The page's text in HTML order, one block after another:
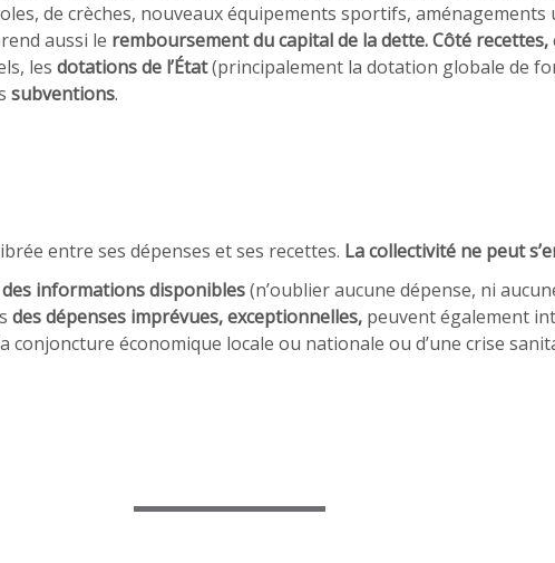
de crèches, nouveaux équipements sportifs,
aussi le remboursement du capital de la dette. Côté recettes,
les dotations de l’État(principalement la dotation globale de
subventions.
entre ses dépenses et ses recettes. La collectivité ne peut
informations disponibles(n’oublier aucune dépense, ni
des dépenses imprévues, exceptionnelles, peuvent également
conjoncture économique locale ou nationale ou d’une crise